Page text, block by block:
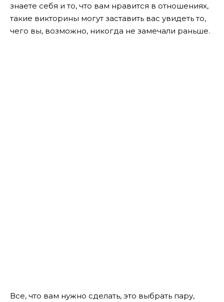
знаете себя и то, что вам нравится в отношениях,
такие викторины могут заставить вас увидеть то,
чего вы, возможно, никогда не замечали раньше.
Все, что вам нужно сделать, это выбрать пару,